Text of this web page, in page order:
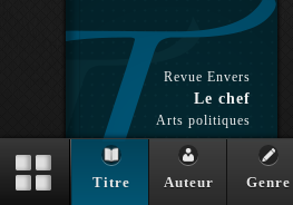
Revue Envers
Le chef
Arts politiques
Titre Auteur Genre